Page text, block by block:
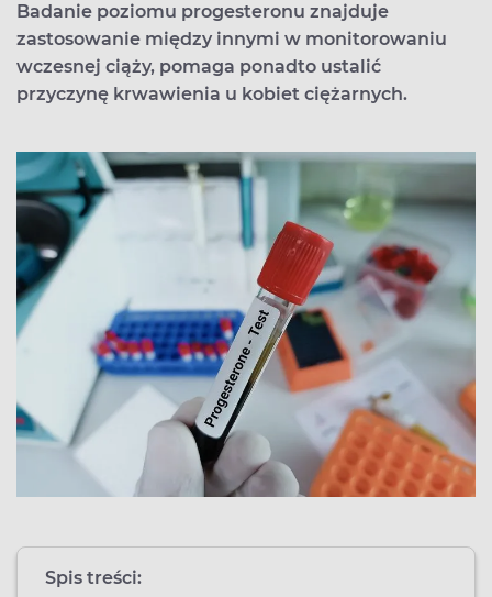
Badanie poziomu progesteronu znajduje
zastosowanie między innymi w monitorowaniu
wczesnej ciąży, pomaga ponadto ustalić
przyczynę krwawienia u kobiet ciężarnych.
Spis treści: